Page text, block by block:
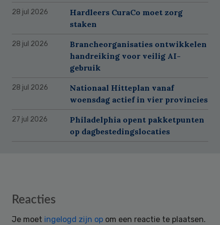
28 jul 2026
Hardleers CuraCo moet zorg
staken
28 jul 2026
Brancheorganisaties ontwikkelen
handreiking voor veilig AI-
gebruik
28 jul 2026
Nationaal Hitteplan vanaf
woensdag actief in vier provincies
27 jul 2026
Philadelphia opent pakketpunten
op dagbestedingslocaties
Reader
Reacties
Je moet ingelogd zijn op om een reactie te plaatsen.